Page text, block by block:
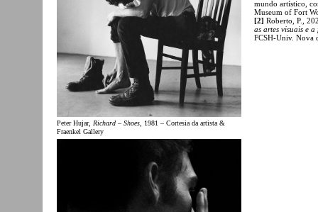
Peter Hujar, Richard – Shoes , 1981 – Cortesia da artista &
Fraenkel Gallery
mundo artístico,
Museum of Fort
[2] Roberto, P.,
as artes visuais e
FCSH-Univ. Nova